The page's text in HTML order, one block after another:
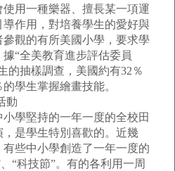
用一種樂器、擅長某一項運
作用，對培養學生的愛好與
觀的有所美國小學，要求學
“全美教育進步評估委員
的抽樣調查，美國約有32％
學生掌握繪畫技能。
動
學堅持的一年一度的全校田
是學生特別喜歡的。近幾
些中小學創造了一年一度的
“科技節”。有的各利用一周